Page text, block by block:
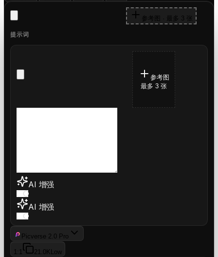
参考图 · 最多 3 张
提示词
参考图
最多 3 张
AI 增强
AI 增强
Picverse 2.0 Pro
1:1 21.0K Low